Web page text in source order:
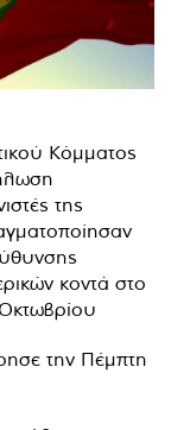
Κόμματος
της
κοντά στο
την Πέμπτη